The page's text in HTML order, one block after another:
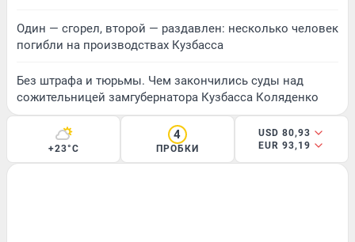
Один — сгорел, второй — раздавлен: несколько человек
погибли на производствах Кузбасса
Без штрафа и тюрьмы. Чем закончились суды над
сожительницей замгубернатора Кузбасса Коляденко
+23°C
4
ПРОБКИ
USD 80,93
EUR 93,19